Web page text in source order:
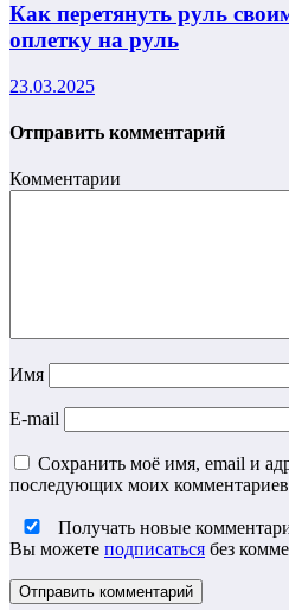
Как перетянуть руль
оплетку на руль
23.03.2025
Отправить комментарий
Комментарии
Имя
E-mail
Сохранить моё имя, email и
последующих моих
Получать новые
Вы можете подписаться без